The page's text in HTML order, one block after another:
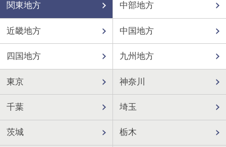
関東地方 中部地方
近畿地方 中国地方
四国地方 九州地方
東京 神奈川
千葉 埼玉
茨城 栃木